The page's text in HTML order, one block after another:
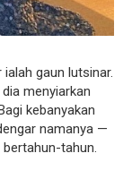
gaun lutsinar.
menyiarkan
kebanyakan
namanya —
tahun.